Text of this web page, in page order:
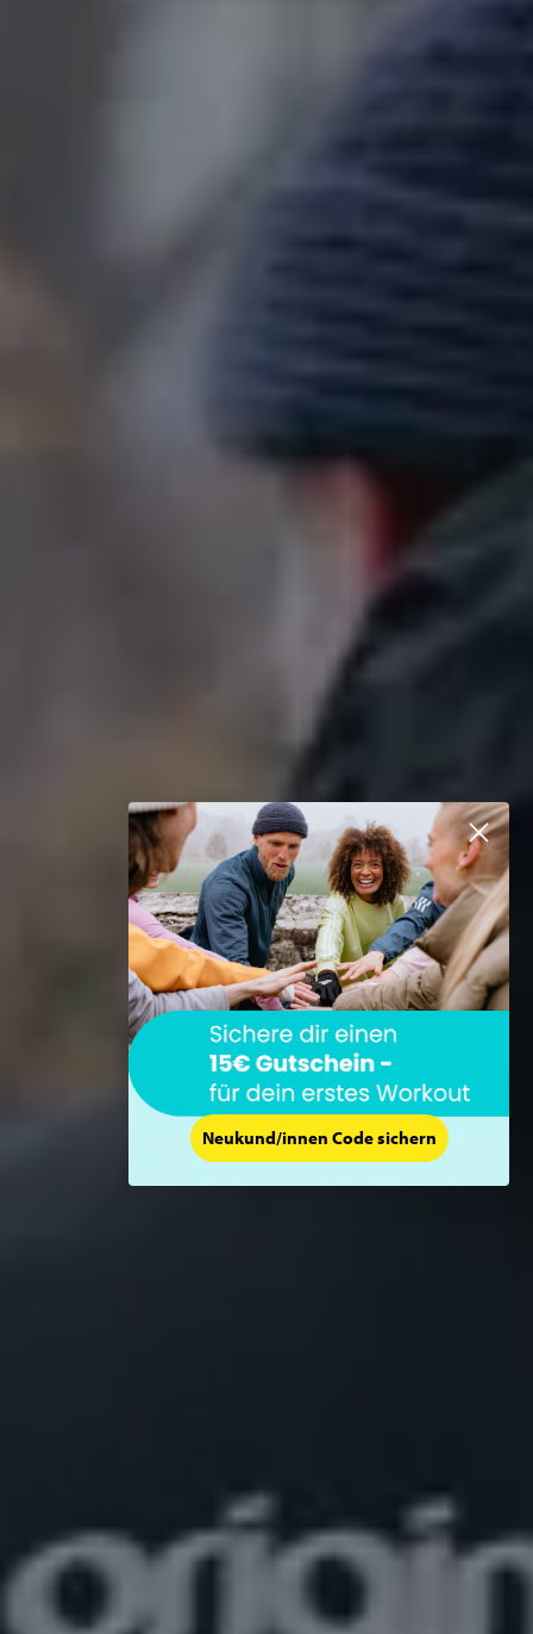
Neukund/innen Code sichern